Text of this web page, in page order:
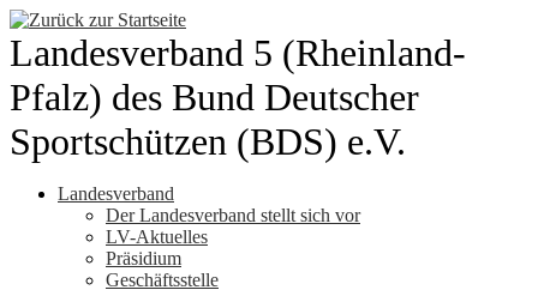
Zum
Inhalt
springen
Landesverband 5 (Rheinland-
Pfalz) des Bund Deutscher
Sportschützen (BDS) e.V.
Landesverband
Der Landesverband stellt sich vor
LV-Aktuelles
Präsidium
Geschäftsstelle